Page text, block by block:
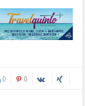
0 0